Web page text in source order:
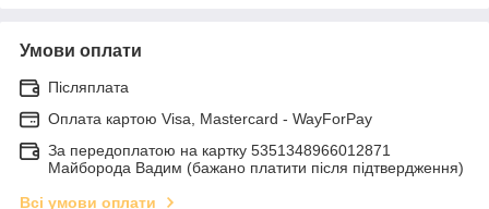
Умови оплати
Післяплата
Оплата картою Visa, Mastercard - WayForPay
За передоплатою на картку 5351348966012871
Майборода Вадим (бажано платити після підтвердження)
Всі умови оплати